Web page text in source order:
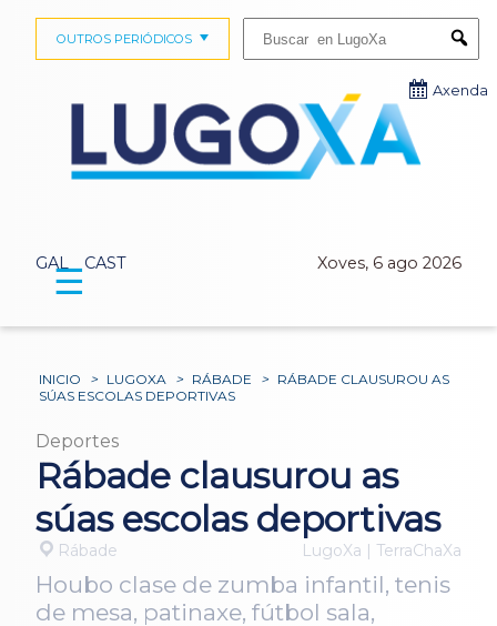
GAL CAST Xoves, 6 ago 2026
OUTROS PERIÓDICOS
Axenda
☰
INICIO > LUGOXA > RÁBADE > RÁBADE CLAUSUROU AS
SÚAS ESCOLAS DEPORTIVAS
Deportes
Rábade clausurou as
súas escolas deportivas
Rábade LugoXa | TerraChaXa
Houbo clase de zumba infantil, tenis
de mesa, patinaxe, fútbol sala,